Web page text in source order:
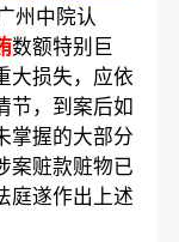
州中院认
数额特别巨
大损失，应依
节，到案后如
掌握的大部分
案赃款赃物已
庭遂作出上述